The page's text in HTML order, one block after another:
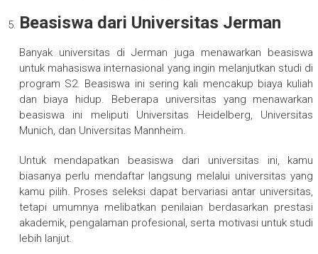
Beasiswa dari Universitas Jerman
Banyak universitas di Jerman juga menawarkan beasiswa
untuk mahasiswa internasional yang ingin melanjutkan studi di
program S2. Beasiswa ini sering kali mencakup biaya kuliah
dan biaya hidup. Beberapa universitas yang menawarkan
beasiswa ini meliputi Universitas Heidelberg, Universitas
Munich, dan Universitas Mannheim.
Untuk mendapatkan beasiswa dari universitas ini, kamu
biasanya perlu mendaftar langsung melalui universitas yang
kamu pilih. Proses seleksi dapat bervariasi antar universitas,
tetapi umumnya melibatkan penilaian berdasarkan prestasi
akademik, pengalaman profesional, serta motivasi untuk studi
lebih lanjut.